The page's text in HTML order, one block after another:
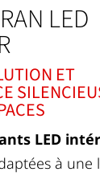
LED
ET
LED
à une